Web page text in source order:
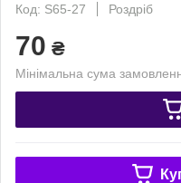
Код: S65-27
Роздріб
70 ₴
Мінімальна сума